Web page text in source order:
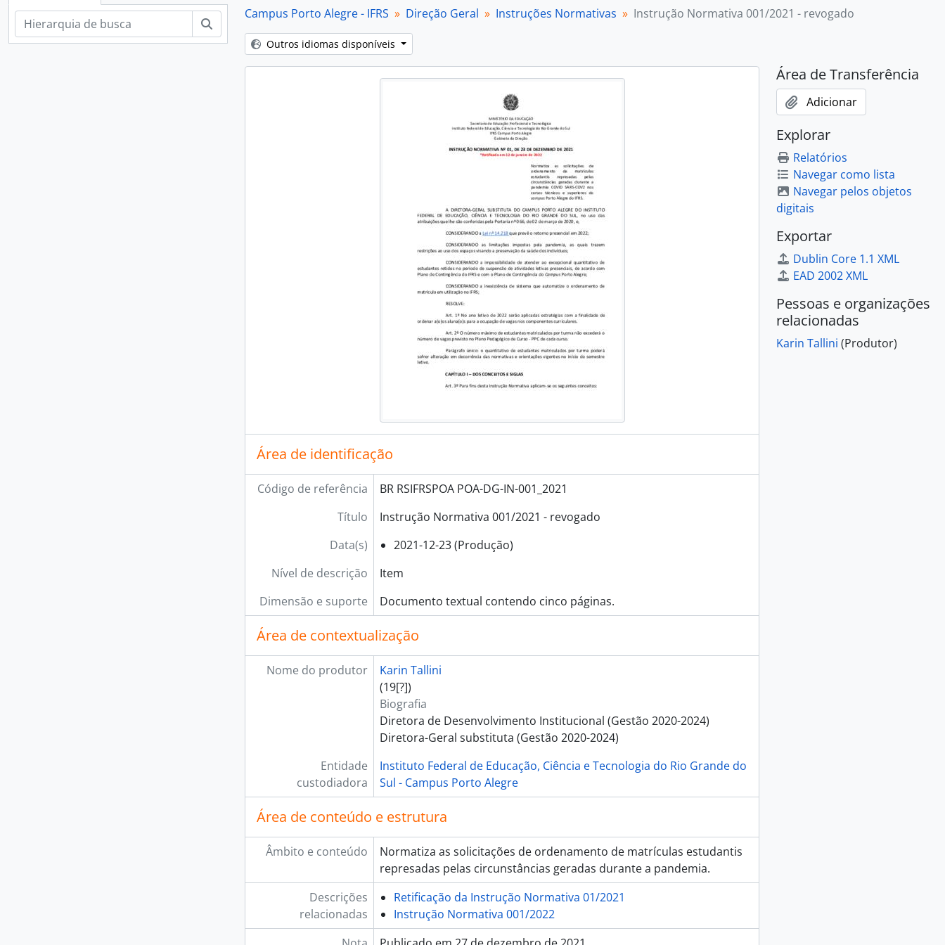
[Séries] Portarias
[Subfundos] Diretoria de Extensão
[Subfundos] Diretoria de Gestão de Pessoas
[Subfundos] Diretoria de Pesquisa, Pós-Graduação e Inovação
Campus Porto Alegre - IFRS Direção Geral Instruções Normativas Instrução Normativa 001/2021 - revogado
Outros idiomas disponíveis
Área de identificação
Código de referência
BR RSIFRSPOA POA-DG-IN-001_2021
Título
Instrução Normativa 001/2021 - revogado
Data(s)
2021-12-23 (Produção)
Nível de descrição
Item
Dimensão e suporte
Documento textual contendo cinco páginas.
Área de contextualização
Nome do produtor
Karin Tallini
(19[?])
Biografia
Diretora de Desenvolvimento Institucional (Gestão 2020-2024)
Diretora-Geral substituta (Gestão 2020-2024)
Entidade
custodiadora
Instituto Federal de Educação, Ciência e Tecnologia do Rio Grande do
Sul - Campus Porto Alegre
Área de conteúdo e estrutura
Âmbito e conteúdo
Normatiza as solicitações de ordenamento de matrículas estudantis
represadas pelas circunstâncias geradas durante a pandemia.
Descrições
relacionadas
Retificação da Instrução Normativa 01/2021
Instrução Normativa 001/2022
Área de Transferência
Adicionar
Explorar
Relatórios
Navegar como lista
Navegar pelos objetos
digitais
Exportar
Dublin Core 1.1 XML
EAD 2002 XML
Pessoas e organizações
relacionadas
Karin Tallini (Produtor)